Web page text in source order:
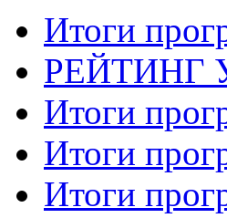
Итоги
РЕЙТИНГ
Итоги
Итоги
Итоги